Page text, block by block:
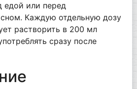
едой или перед
Каждую отдельную дозу
растворить в 200 мл
сразу после